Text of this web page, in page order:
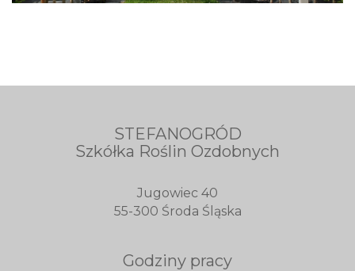
STEFANOGRÓD
Szkółka Roślin Ozdobnych
Jugowiec 40
55-300 Środa Śląska
Godziny pracy